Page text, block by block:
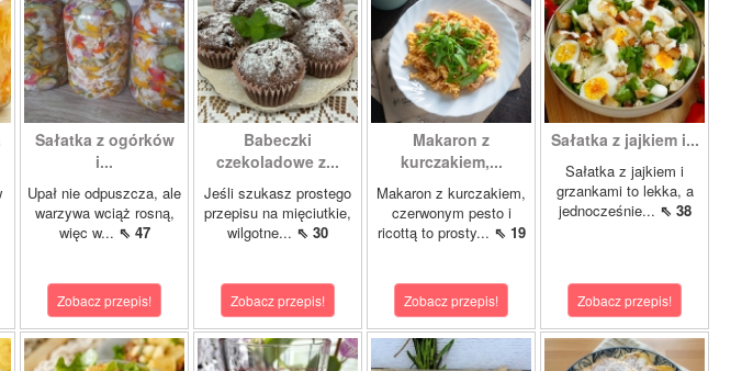
Sałatka z ogórków
i...
Upał nie odpuszcza, ale
warzywa wciąż rosną,
więc w... ⇖ 47
Zobacz przepis!
Babeczki
czekoladowe z...
Jeśli szukasz prostego
przepisu na mięciutkie,
wilgotne... ⇖ 30
Zobacz przepis!
Makaron z
kurczakiem,...
Makaron z kurczakiem,
czerwonym pesto i
ricottą to prosty... ⇖ 19
Zobacz przepis!
Sałatka z jajkiem i...
Sałatka z jajkiem i
grzankami to lekka, a
jednocześnie... ⇖ 38
Zobacz przepis!